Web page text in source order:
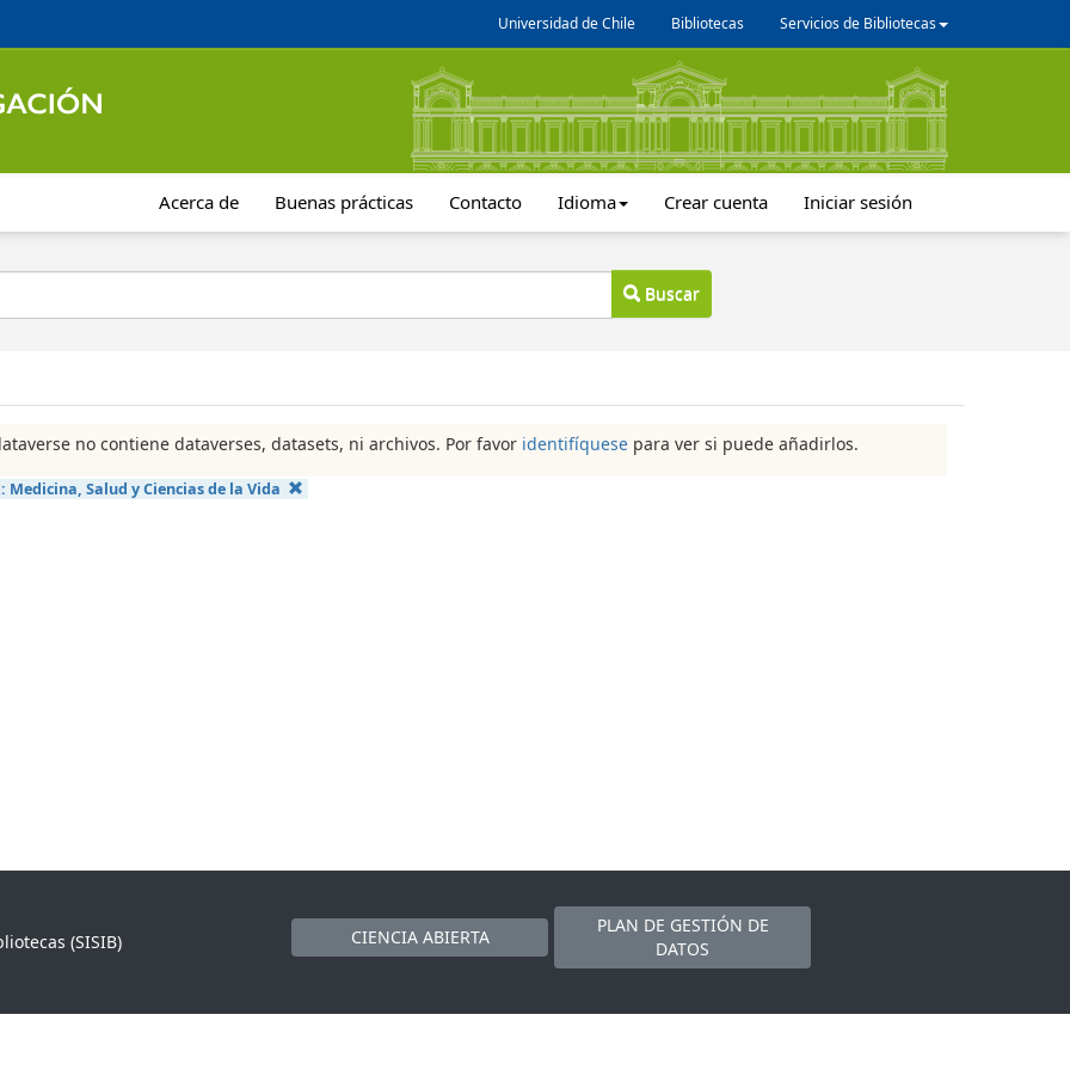
Universidad de Chile Bibliotecas Servicios de Bibliotecas
Acerca de Buenas prácticas Contacto Idioma Crear cuenta Iniciar sesión
Buscar
no contiene dataverses, datasets, ni archivos. Por favor identifíquese para ver si puede añadirlos.
Medicina, Salud y Ciencias de la Vida
(SISIB)
CIENCIA ABIERTA
PLAN DE GESTIÓN DE
DATOS